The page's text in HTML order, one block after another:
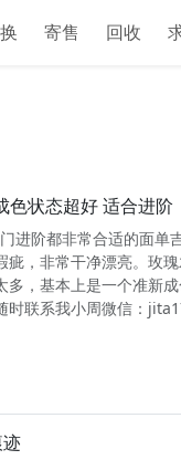
寄售 回收
色状态超好 适合进阶
进阶都非常合适的面单
，非常干净漂亮。玫
，基本上是一个准新
时联系我小周微信：